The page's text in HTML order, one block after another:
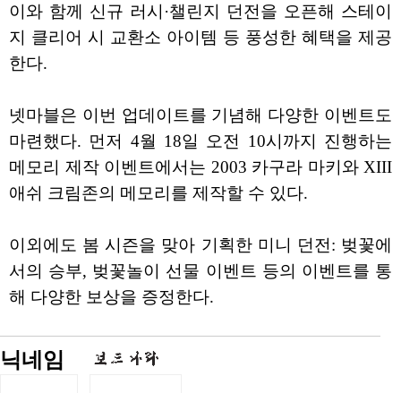
이와 함께 신규 러시·챌린지 던전을 오픈해 스테이
지 클리어 시 교환소 아이템 등 풍성한 혜택을 제공
한다.
넷마블은 이번 업데이트를 기념해 다양한 이벤트도
마련했다. 먼저 4월 18일 오전 10시까지 진행하는
메모리 제작 이벤트에서는 2003 카구라 마키와 XIII
애쉬 크림존의 메모리를 제작할 수 있다.
이외에도 봄 시즌을 맞아 기획한 미니 던전: 벚꽃에
서의 승부, 벚꽃놀이 선물 이벤트 등의 이벤트를 통
해 다양한 보상을 증정한다.
닉네임